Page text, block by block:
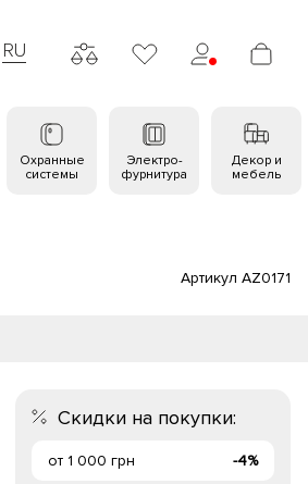
RU
Охранные
системы
Электро-
фурнитура
Декор и
мебель
Артикул AZ0171
Скидки на покупки:
от 1 000 грн -4%